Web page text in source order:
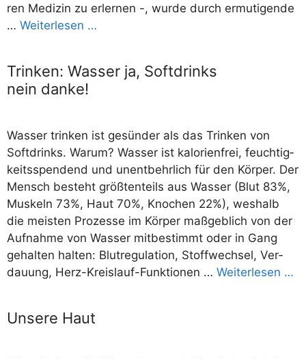
ren Medi­zin zu erler­nen -, wur­de durch ermu­ti­gen­de
… Wei­ter­le­sen …
Trinken: Wasser ja, Softdrinks
nein danke!
Was­ser trin­ken ist gesün­der als das Trin­ken von
Soft­drinks. War­um? Was­ser ist kalo­rien­frei, feuch­tig­
keits­spen­dend und unent­behr­lich für den Kör­per. Der
Mensch besteht größ­ten­teils aus Was­ser (Blut 83%,
Mus­keln 73%, Haut 70%, Kno­chen 22%), wes­halb
die meis­ten Pro­zes­se im Kör­per maß­geb­lich von der
Auf­nah­me von Was­ser mit­be­stimmt oder in Gang
gehal­ten hal­ten: Blut­re­gu­la­ti­on, Stoff­wech­sel, Ver­
dau­ung, Herz-Kreis­lauf-Fun­k­­tio­­nen … Wei­ter­le­sen …
Unsere Haut